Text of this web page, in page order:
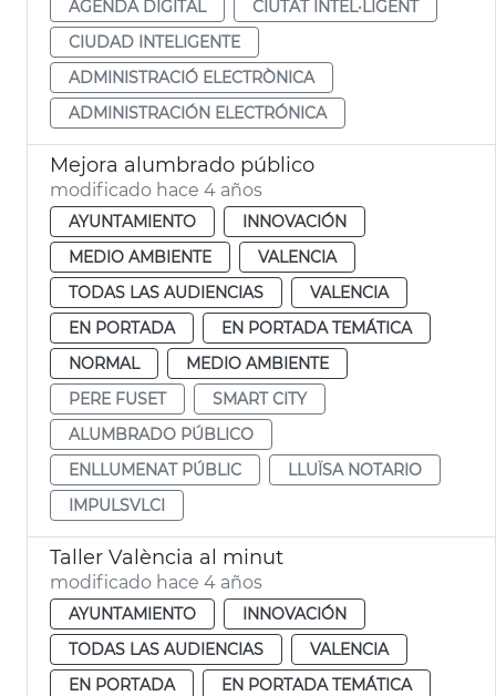
AGENDA DIGITAL
CIUTAT INTEL·LIGENT
CIUDAD INTELIGENTE
ADMINISTRACIÓ ELECTRÒNICA
ADMINISTRACIÓN ELECTRÓNICA
Mejora alumbrado público
modificado hace 4 años
AYUNTAMIENTO
INNOVACIÓN
MEDIO AMBIENTE
VALENCIA
TODAS LAS AUDIENCIAS
VALENCIA
EN PORTADA
EN PORTADA TEMÁTICA
NORMAL
MEDIO AMBIENTE
PERE FUSET
SMART CITY
ALUMBRADO PÚBLICO
ENLLUMENAT PÚBLIC
LLUÏSA NOTARIO
IMPULSVLCI
Taller València al minut
modificado hace 4 años
AYUNTAMIENTO
INNOVACIÓN
TODAS LAS AUDIENCIAS
VALENCIA
EN PORTADA
EN PORTADA TEMÁTICA